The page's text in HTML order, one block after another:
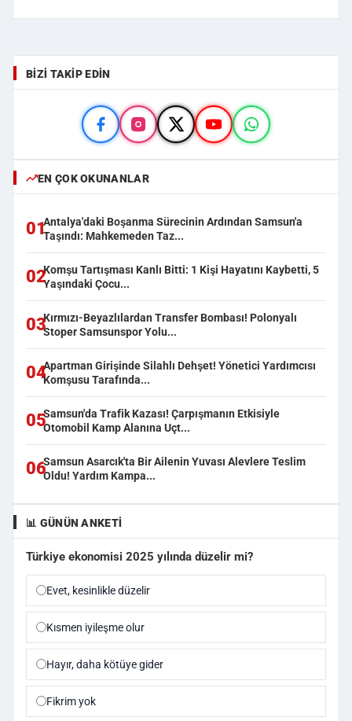
BIZI TAKIP EDIN
EN ÇOK OKUNANLAR
01Antalya'daki Boşanma Sürecinin Ardından Samsun'a
Taşındı: Mahkemeden Taz...
02Komşu Tartışması Kanlı Bitti: 1 Kişi Hayatını Kaybetti, 5
Yaşındaki Çocu...
03Kırmızı-Beyazlılardan Transfer Bombası! Polonyalı
Stoper Samsunspor Yolu...
04Apartman Girişinde Silahlı Dehşet! Yönetici Yardımcısı
Komşusu Tarafında...
05Samsun'da Trafik Kazası! Çarpışmanın Etkisiyle
Otomobil Kamp Alanına Uçt...
06Samsun Asarcık'ta Bir Ailenin Yuvası Alevlere Teslim
Oldu! Yardım Kampa...
📊 GÜNÜN ANKETI
Türkiye ekonomisi 2025 yılında düzelir mi?
Evet, kesinlikle düzelir
Kısmen iyileşme olur
Hayır, daha kötüye gider
Fikrim yok